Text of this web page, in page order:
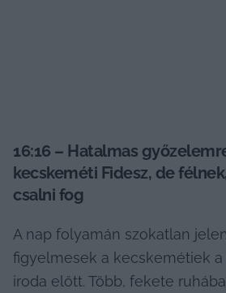
16:16 – Hatalmas
kecskeméti Fidesz, de
csalni fog
A nap folyamán szokatlan
figyelmesek a kecskemétiek a
iroda előtt. Több, fekete